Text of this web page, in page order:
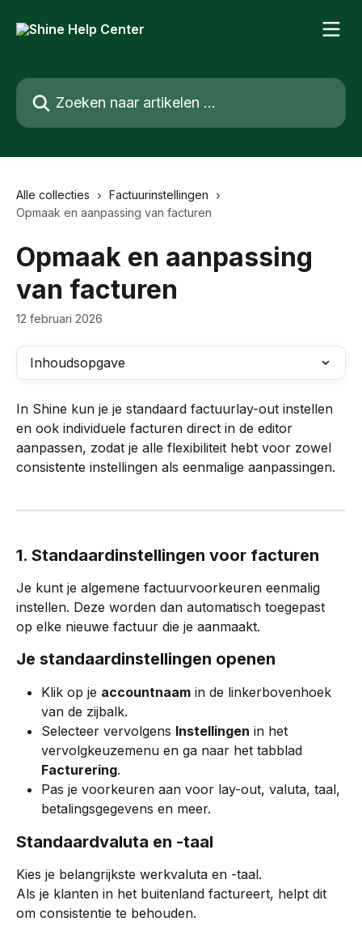
Zoeken naar artikelen ...
Alle collecties
Factuurinstellingen
Opmaak en aanpassing van facturen
Opmaak en aanpassing
van facturen
12 februari 2026
Inhoudsopgave
In Shine kun je je standaard factuurlay-out instellen
en ook individuele facturen direct in de editor
aanpassen, zodat je alle flexibiliteit hebt voor zowel
consistente instellingen als eenmalige aanpassingen.
1. Standaardinstellingen voor facturen
Je kunt je algemene factuurvoorkeuren eenmalig
instellen. Deze worden dan automatisch toegepast
op elke nieuwe factuur die je aanmaakt.
Je standaardinstellingen openen
Klik op je accountnaam in de linkerbovenhoek
van de zijbalk.
Selecteer vervolgens Instellingen in het
vervolgkeuzemenu en ga naar het tabblad
Facturering.
Pas je voorkeuren aan voor lay-out, valuta, taal,
betalingsgegevens en meer.
Standaardvaluta en -taal
Kies je belangrijkste werkvaluta en -taal.
Als je klanten in het buitenland factureert, helpt dit
om consistentie te behouden.